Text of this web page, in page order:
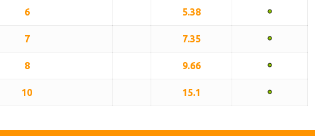
6 5.38
7 7.35
8 9.66
10 15.1